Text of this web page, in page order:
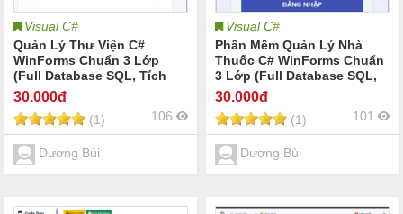
Visual C#
Quản Lý Thư Viện C#
WinForms Chuẩn 3 Lớp
(Full Database SQL, Tích
Hợp Backup & Restore DB)
30.000đ
(1) 106
Dương Bùi
Visual C#
Phần Mềm Quản Lý Nhà
Thuốc C# WinForms Chuẩn
3 Lớp (Full Database SQL,
Backup & Restore)
30.000đ
(1) 101
Dương Bùi